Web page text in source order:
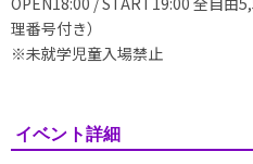
理番号付き）
※未就学児童入場禁止
イベント詳細